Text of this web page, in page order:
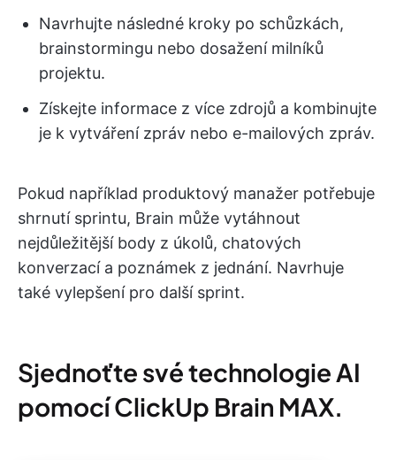
Navrhujte následné kroky po schůzkách,
brainstormingu nebo dosažení milníků
projektu.
Získejte informace z více zdrojů a kombinujte
je k vytváření zpráv nebo e-mailových zpráv.
Pokud například produktový manažer potřebuje
shrnutí sprintu, Brain může vytáhnout
nejdůležitější body z úkolů, chatových
konverzací a poznámek z jednání. Navrhuje
také vylepšení pro další sprint.
Sjednoťte své technologie AI
pomocí ClickUp Brain MAX.